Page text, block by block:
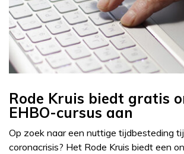
Rode Kruis biedt gratis
EHBO-cursus aan
Op zoek naar een nuttige tijdbesteding
coronacrisis? Het Rode Kruis biedt een